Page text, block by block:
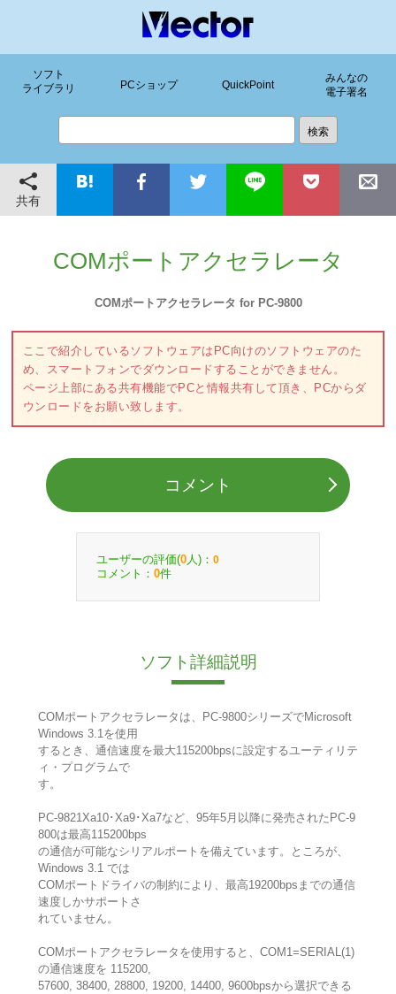
ソフト
ライブラリ
PCショップ QuickPoint
みんなの
電子署名
共有
COMポートアクセラレータ
COMポートアクセラレータ for PC-9800
ここで紹介しているソフトウェアはPC向けのソフトウェアのた
め、スマートフォンでダウンロードすることができません。
ページ上部にある共有機能でPCと情報共有して頂き、PCからダ
ウンロードをお願い致します。
コメント
ユーザーの評価(0 人)： 0
コメント： 0件
ソフト詳細説明
COMポートアクセラレータは、PC-9800シリーズでMicrosoft
Windows 3.1を使用
するとき、通信速度を最大115200bpsに設定するユーティリテ
ィ・プログラムで
す。
PC-9821Xa10･Xa9･Xa7など、95年5月以降に発売されたPC-9
800は最高115200bps
の通信が可能なシリアルポートを備えています。ところが、
Windows 3.1 では
COMポートドライバの制約により、最高19200bpsまでの通信
速度しかサポートさ
れていません。
COMポートアクセラレータを使用すると、COM1=SERIAL(1)
の通信速度を 115200,
57600, 38400, 28800, 19200, 14400, 9600bpsから選択できる